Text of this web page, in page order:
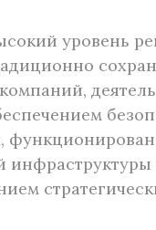
уровень
инфраструктуры